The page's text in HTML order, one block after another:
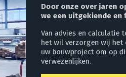
Door onze over jaren
we een uitgekiende
Van advies en calculatie
het wil verzorgen wij het
uw bouwproject om op
verwezenlijken.